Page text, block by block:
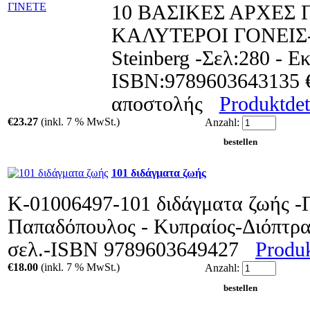
10 ΒΑΣΙΚΕΣ ΑΡΧΕΣ
ΚΑΛΥΤΕΡΟΙ ΓΟΝΕΙΣ-
Steinberg -Σελ:280 -
ISBN:9789603643135
αποστολής
€23.27 (inkl. 7 % MwSt.) Anzahl:
101 διδάγματα ζωής
Κ-01006497-101 διδάγματα ζωής -
Παπαδόπουλος - Κυπραίος-
σελ.-ISBN 9789603649427
€18.00 (inkl. 7 % MwSt.) Anzahl: